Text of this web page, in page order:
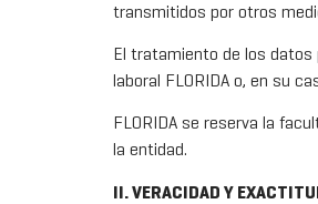
transmitidos por otros
El tratamiento de los datos
laboral FLORIDA o, en su
FLORIDA se reserva la
la entidad.
II. VERACIDAD Y